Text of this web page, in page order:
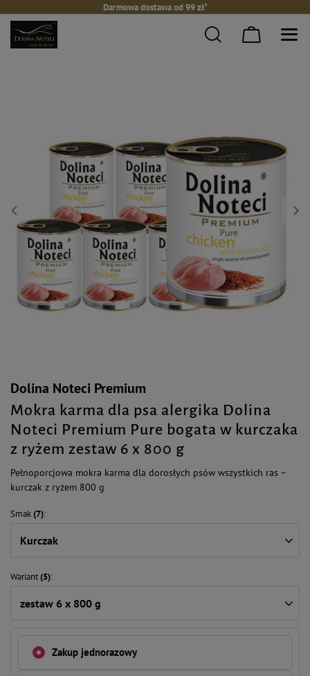
Darmowa dostawa od 99 zł*
Dolina Noteci Premium
Mokra karma dla psa alergika Dolina
Noteci Premium Pure bogata w kurczaka
z ryżem zestaw 6 x 800 g
Pełnoporcjowa mokra karma dla dorosłych psów wszystkich ras –
kurczak z ryżem 800 g
Smak(7)
Kurczak
Wariant(5)
zestaw 6 x 800 g
Zakup jednorazowy